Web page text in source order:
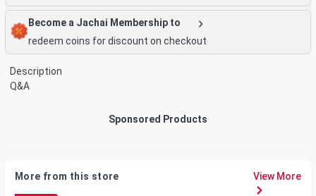
Become a Jachai Membership to
redeem coins for discount on checkout
Description
Q&A
Sponsored Products
More from this store View More